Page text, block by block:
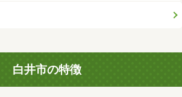
白井市の特徴